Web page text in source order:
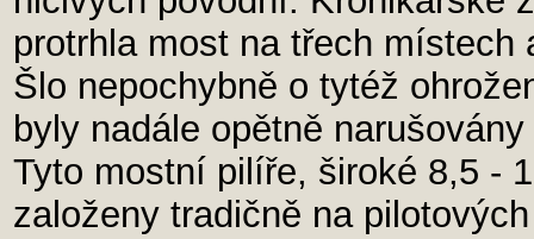
protrhla most na třech
Šlo nepochybně o tytéž
byly nadále opětně
Tyto mostní pilíře, široké 8,5 -
založeny tradičně na